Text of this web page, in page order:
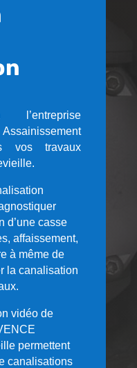
vos travaux
d’une casse
affaissement,
à même de
la canalisation
vidéo de
permettent
canalisations